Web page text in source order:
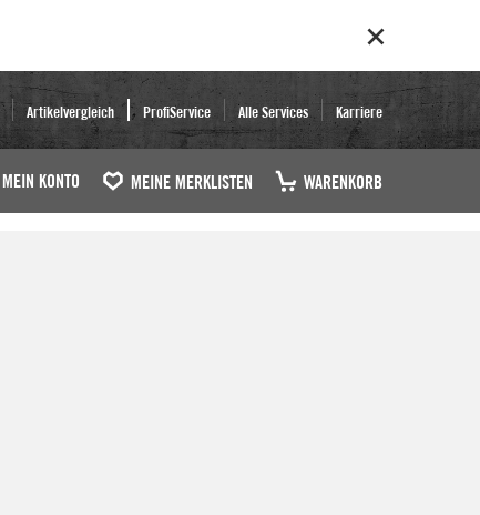
Artikelvergleich ProfiService Alle Services Karriere
MEIN KONTO MEINE MERKLISTEN WARENKORB